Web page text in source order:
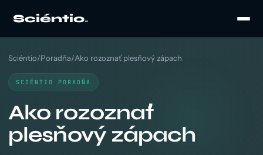
Sciéntio.
Sciéntio/Poradňa/Ako rozoznať plesňový zápach
SCIÉNTIO PORADŇA
Ako rozoznať
plesňový zápach